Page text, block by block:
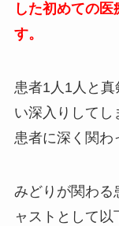
した初めての
す。
患者1人1人と
い深入りしてし
患者に深く関わ
みどりが関わる
ャストとして以